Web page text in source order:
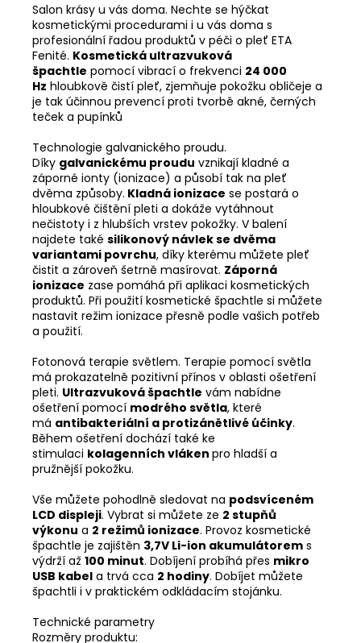
Salon krásy u vás doma. Nechte se hýčkat
kosmetickými procedurami i u vás doma s
profesionální řadou produktů v péči o pleť ETA
Fenité. Kosmetická ultrazvuková
špachtle pomocí vibrací o frekvenci 24 000
Hz hloubkově čistí pleť, zjemňuje pokožku obličeje a
je tak účinnou prevencí proti tvorbě akné, černých
teček a pupínků
Technologie galvanického proudu.
Díky galvanickému proudu vznikají kladné a
záporné ionty (ionizace) a působí tak na pleť
dvěma způsoby. Kladná ionizace se postará o
hloubkové čištění pleti a dokáže vytáhnout
nečistoty i z hlubších vrstev pokožky. V balení
najdete také silikonový návlek se dvěma
variantami povrchu, díky kterému můžete pleť
čistit a zároveň šetrně masírovat. Záporná
ionizace zase pomáhá při aplikaci kosmetických
produktů. Při použití kosmetické špachtle si můžete
nastavit režim ionizace přesně podle vašich potřeb
a použití.
Fotonová terapie světlem. Terapie pomocí světla
má prokazatelně pozitivní přínos v oblasti ošetření
pleti. Ultrazvuková špachtle vám nabídne
ošetření pomocí modrého světla, které
má antibakteriální a protizánětlivé účinky.
Během ošetření dochází také ke
stimulaci kolagenních vláken pro hladší a
pružnější pokožku.
Vše můžete pohodlně sledovat na podsvíceném
LCD displeji. Vybrat si můžete ze 2 stupňů
výkonu a 2 režimů ionizace. Provoz kosmetické
špachtle je zajištěn 3,7V Li-ion akumulátorem s
výdrží až 100 minut. Dobíjení probíhá přes mikro
USB kabel a trvá cca 2 hodiny. Dobíjet můžete
špachtli i v praktickém odkládacím stojánku.
Technické parametry
Rozměry produktu: